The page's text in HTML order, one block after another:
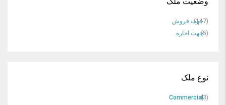
جهت فروش (147)
جهت اجاره (5)
نوع ملک
Commercial (3)